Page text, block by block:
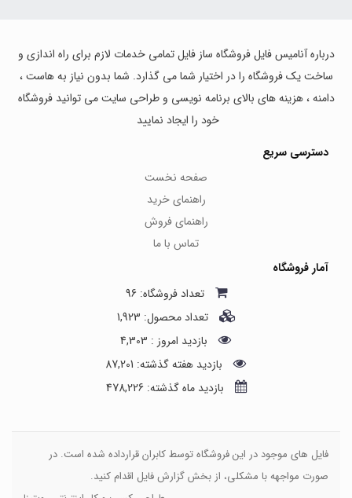
درباره آنامیس فایل فروشگاه ساز فایل تمامی خدمات لازم برای راه اندازی و
ساخت یک فروشگاه را در اختیار شما می گذارد. شما بدون نیاز به هاست ،
دامنه ، هزینه های بالای برنامه نویسی و طراحی سایت می توانید فروشگاه
خود را ایجاد نمایید
دسترسی سریع
صفحه نخست
راهنمای خرید
راهنمای فروش
تماس با ما
آمار فروشگاه
تعداد فروشگاه: 96
تعداد محصول: 1,923
بازدید امروز : 4,303
بازدید هفته گذشته: 87,201
بازدید ماه گذشته: 478,226
فایل های موجود در این فروشگاه توسط کابران قرارداده شده است. در
صورت مواجهه با مشکلی، از بخش گزارش فایل اقدام کنید.